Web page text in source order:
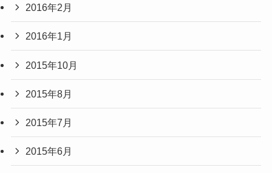
2016年2月
2016年1月
2015年10月
2015年8月
2015年7月
2015年6月